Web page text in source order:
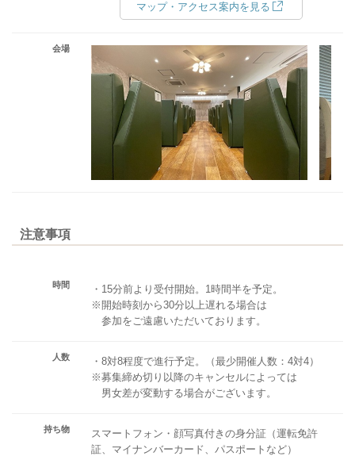
マップ・アクセス案内を見る
会場
注意事項
時間
・15分前より受付開始。1時間半を予定。
※開始時刻から30分以上遅れる場合は
参加をご遠慮いただいております。
人数
・8対8程度で進行予定。（最少開催人数：4対4）
※募集締め切り以降のキャンセルによっては
男女差が変動する場合がございます。
持ち物
スマートフォン・顔写真付きの身分証（運転免許
証、マイナンバーカード、パスポートなど）